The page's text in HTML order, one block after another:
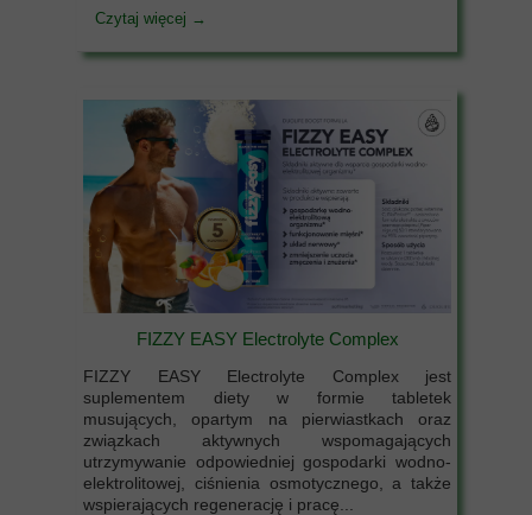
Czytaj więcej →
FIZZY EASY Electrolyte Complex
FIZZY EASY Electrolyte Complex jest
suplementem diety w formie tabletek
musujących, opartym na pierwiastkach oraz
związkach aktywnych wspomagających
utrzymywanie odpowiedniej gospodarki wodno-
elektrolitowej, ciśnienia osmotycznego, a także
wspierających regenerację i pracę...